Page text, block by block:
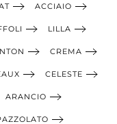
ACCIAIO
LILLA
CREMA
CELESTE
ARANCIO